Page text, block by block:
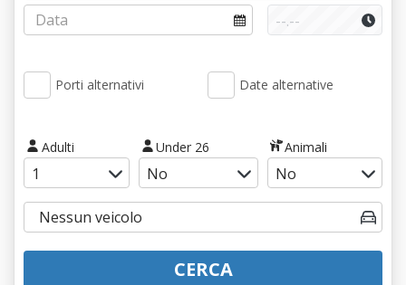
Porti alternativi Date alternative
Adulti Under 26 Animali
CERCA